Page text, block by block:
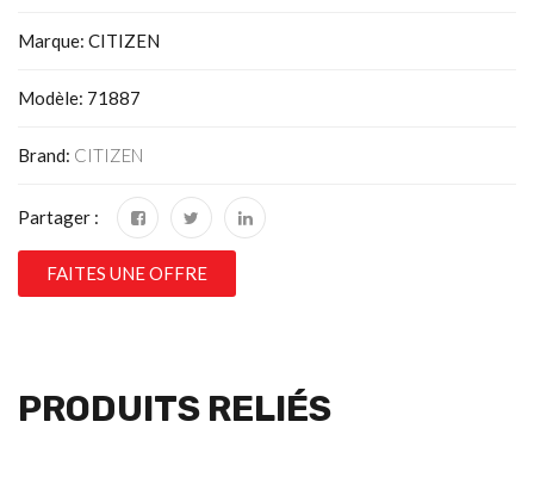
Marque: CITIZEN
Modèle: 71887
Brand: CITIZEN
Partager :
FAITES UNE OFFRE
PRODUITS RELIÉS